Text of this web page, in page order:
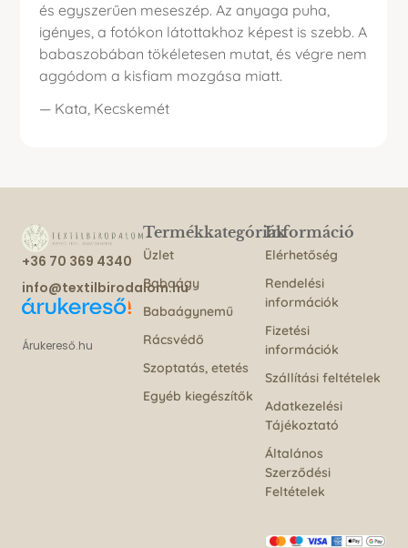
és egyszerűen meseszép. Az anyaga puha,
igényes, a fotókon látottakhoz képest is szebb. A
babaszobában tökéletesen mutat, és végre nem
aggódom a kisfiam mozgása miatt.
— Kata, Kecskemét
+36 70 369 4340
info@textilbirodalom.hu
Árukereső.hu
Termékkategóriák
Üzlet
Babaágy
Babaágynemű
Rácsvédő
Szoptatás, etetés
Egyéb kiegészítők
Információ
Elérhetőség
Rendelési
információk
Fizetési
információk
Szállítási feltételek
Adatkezelési
Tájékoztató
Általános
Szerződési
Feltételek